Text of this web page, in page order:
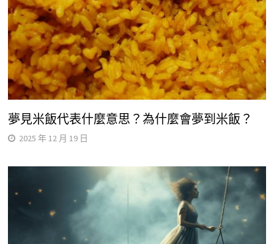
夢見米飯代表什麼意思？為什麼會夢到米飯？
2025 年 12 月 19 日